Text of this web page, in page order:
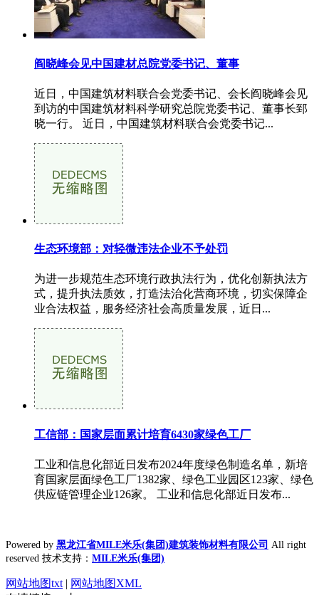
阎晓峰会见中国建材总院党委书记、董事
近日，中国建筑材料联合会党委书记、会长阎晓峰会见
到访的中国建筑材料科学研究总院党委书记、董事长郅
晓一行。 近日，中国建筑材料联合会党委书记...
生态环境部：对轻微违法企业不予处罚
为进一步规范生态环境行政执法行为，优化创新执法方
式，提升执法质效，打造法治化营商环境，切实保障企
业合法权益，服务经济社会高质量发展，近日...
工信部：国家层面累计培育6430家绿色工厂
工业和信息化部近日发布2024年度绿色制造名单，新培
育国家层面绿色工厂1382家、绿色工业园区123家、绿色
供应链管理企业126家。 工业和信息化部近日发布...
Powered by 黑龙江省MILE米乐(集团)建筑装饰材料有限公司 All right
reserved 技术支持： MILE米乐(集团)
网站地图txt | 网站地图XML